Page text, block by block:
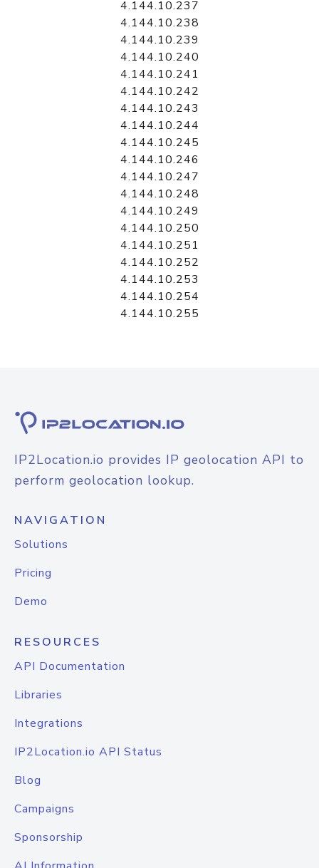
4.144.10.237
4.144.10.238
4.144.10.239
4.144.10.240
4.144.10.241
4.144.10.242
4.144.10.243
4.144.10.244
4.144.10.245
4.144.10.246
4.144.10.247
4.144.10.248
4.144.10.249
4.144.10.250
4.144.10.251
4.144.10.252
4.144.10.253
4.144.10.254
4.144.10.255
IP2Location.io provides IP geolocation API to
perform geolocation lookup.
NAVIGATION
Solutions
Pricing
Demo
RESOURCES
API Documentation
Libraries
Integrations
IP2Location.io API Status
Blog
Campaigns
Sponsorship